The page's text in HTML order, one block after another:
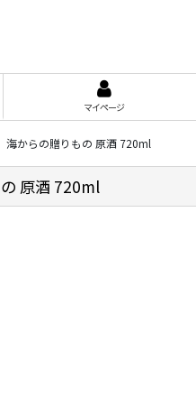
マイページ
海からの贈りもの 原酒 720ml
の 原酒 720ml